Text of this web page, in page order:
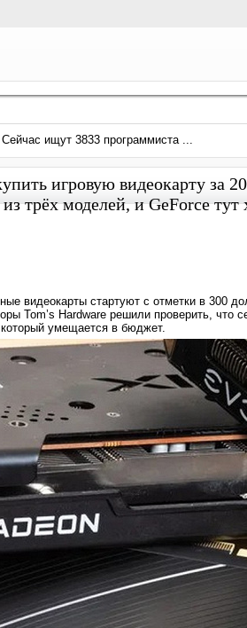
ищут 3833 программиста ...
игровую видеокарту за
трёх моделей, и GeForce тут
видеокарты стартуют с отметки в 300
Tom’s Hardware решили проверить, что
умещается в бюджет.